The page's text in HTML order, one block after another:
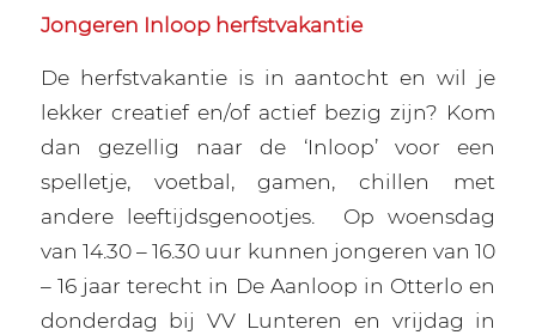
Jongeren Inloop herfstvakantie
De herfstvakantie is in aantocht en wil je
lekker creatief en/of actief bezig zijn? Kom
dan gezellig naar de ‘Inloop’ voor een
spelletje, voetbal, gamen, chillen met
andere leeftijdsgenootjes.
Op woensdag
van 14.30 – 16.30 uur kunnen jongeren van 10
– 16 jaar terecht in De Aanloop in Otterlo en
donderdag bij VV Lunteren en vrijdag in